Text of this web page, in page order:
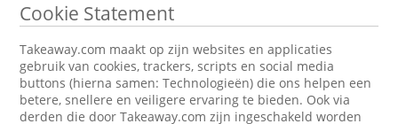
Cookie Statement
Takeaway.com maakt op zijn websites en applicaties
gebruik van cookies, trackers, scripts en social media
buttons (hierna samen: Technologieën) die ons helpen een
betere, snellere en veiligere ervaring te bieden. Ook via
derden die door Takeaway.com zijn ingeschakeld worden